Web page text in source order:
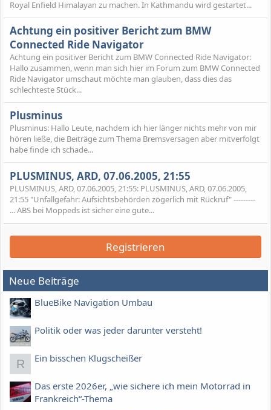
Royal Enfield Himalayan zu machen. In Kathmandu wird gestartet...
Achtung ein positiver Bericht zum BMW
Connected Ride Navigator
Achtung ein positiver Bericht zum BMW Connected Ride Navigator:
Hallo zusammen, wenn man sich hier im Forum zum BMW Connected
Ride Navigator umschaut möchte man glauben, dass dies das
schlechteste Stück...
Plusminus
Plusminus: Hallo Leute, nachdem ich hier länger nichts mehr von mir
hören ließe, die Beiträge zum Thema Bremsversagen aber mitverfolgt
habe finde ich schade...
PLUSMINUS, ARD, 07.06.2005, 21:55
PLUSMINUS, ARD, 07.06.2005, 21:55: PLUSMINUS, ARD, 07.06.2005,
21:55 "Unfallgefahr: Aufsichtsbehörden zögerlich mit Rückruf" ---------
... ABS bei Moppeds ist sicher eine gute...
Registrieren
Neue Beiträge
BlueBike Navigation Umbau
Politik oder was jeder darunter versteht!
R Ein bisschen Klugscheißer
Das erste 2026er, „wie sichere ich mein Motorrad in
Frankreich“-Thema